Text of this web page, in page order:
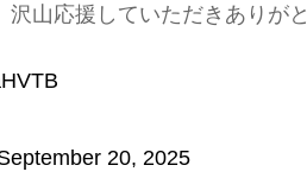
山応援していただきありがと
20, 2025